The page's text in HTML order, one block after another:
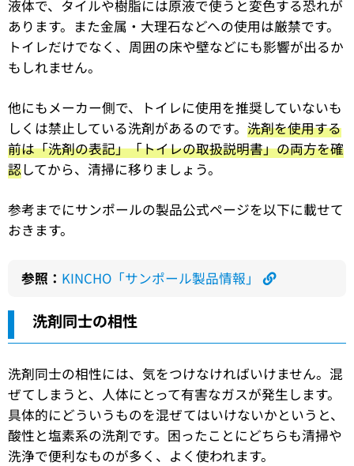
液体で、タイルや樹脂には原液で使うと変色する恐れが
あります。また金属・大理石などへの使用は厳禁です。
トイレだけでなく、周囲の床や壁などにも影響が出るか
もしれません。
他にもメーカー側で、トイレに使用を推奨していないも
しくは禁止している洗剤があるのです。 洗剤を使用する
前は「洗剤の表記」「トイレの取扱説明書」の両方を確
認してから、清掃に移りましょう。
参考までにサンポールの製品公式ページを以下に載せて
おきます。
参照： KINCHO「サンポール製品情報」
洗剤同士の相性
洗剤同士の相性には、気をつけなければいけません。混
ぜてしまうと、人体にとって有害なガスが発生します。
具体的にどういうものを混ぜてはいけないかというと、
酸性と塩素系の洗剤です。困ったことにどちらも清掃や
洗浄で便利なものが多く、よく使われます。